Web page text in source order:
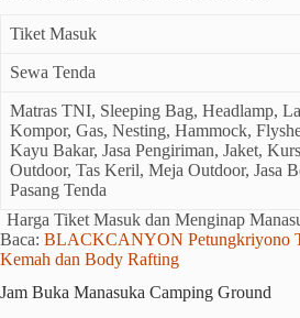
Tiket Masuk
Sewa Tenda
Matras TNI, Sleeping Bag, Headlamp,
Kompor, Gas, Nesting, Hammock,
Kayu Bakar, Jasa Pengiriman, Jaket,
Outdoor, Tas Keril, Meja Outdoor, Jasa
Pasang Tenda
Harga Tiket Masuk dan Menginap
Baca: BLACKCANYON Petungkriyono
Kemah dan Body Rafting
Jam Buka Manasuka Camping Ground